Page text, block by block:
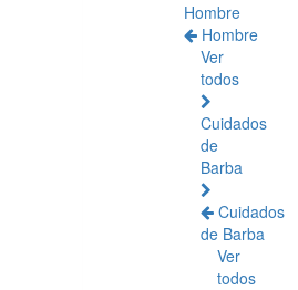
Hombre
Hombre
Ver
todos
Cuidados
de
Barba
Cuidados
de Barba
Ver
todos